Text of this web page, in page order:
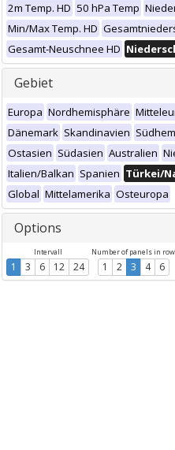
2m Temp. HD 50 hPa Temp
Min/Max Temp. HD
Gesamt-Neuschnee HD
Gebiet
Europa Nordhemisphäre
Dänemark Skandinavien
Ostasien Südasien Australien
Italien/Balkan Spanien Türkei/
Global Mittelamerika Osteuropa
Options
Intervall
1 3 6 12 24
Number of panels in row
1 2 3 4 6